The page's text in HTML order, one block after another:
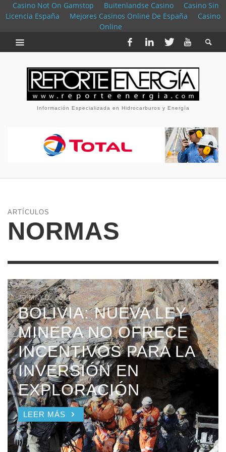
Casino Not On Gamstop Buitenlandse Casino
Casino Sin
Licencia España
Mejores Casinos Online De España
Casino
Online
Información Especializada en Hidrocarburos y Energía
ARTÍCULOS
NORMAS
30 MAYO, 2014
BOLIVIA: NUEVA LEY
MINERA NO OFRECE
INCENTIVOS PARA LA
INVERSIÓN EN
EXPLORACIÓN
LEER MÁS